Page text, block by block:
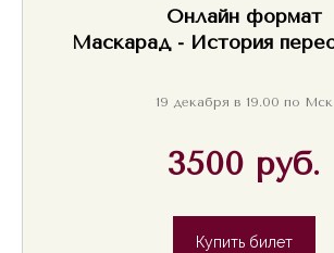
Онлайн формат
Маскарад - История
19 декабря в 19.00 по Мск
3500 руб.
Купить билет